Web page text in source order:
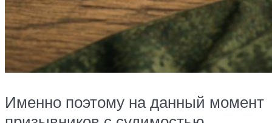
Именно поэтому на данный момент